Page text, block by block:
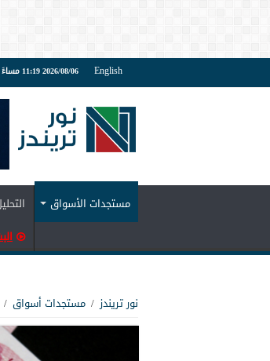
English 2026/08/06 11:19 مساءً ، الإمارات العربية
مستجدات الأسواق
نور تريندز / مستجدات أسواق /